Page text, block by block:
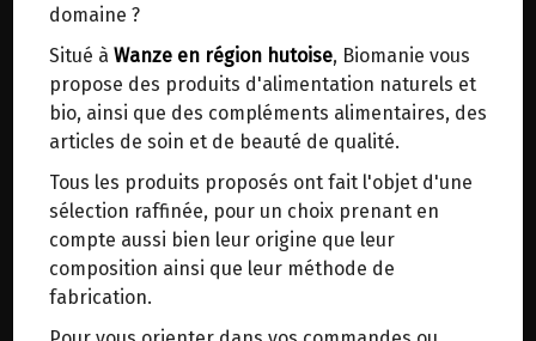
domaine ?
Situé à Wanze en région hutoise, Biomanie vous
propose des produits d'alimentation naturels et
bio, ainsi que des compléments alimentaires, des
articles de soin et de beauté de qualité.
Tous les produits proposés ont fait l'objet d'une
sélection raffinée, pour un choix prenant en
compte aussi bien leur origine que leur
composition ainsi que leur méthode de
fabrication.
Dans un point d'enlèvement BPost
En choisissant un Point d’enlèvement ou un
distributeur bbox, vous permettez d’éviter des
trajets inutiles. En posant ce choix, vous
contribuez à la réduction des émissions de CO₂
de 30 % en moyenne. Et grâce au plus grand
réseau de distribution de Belgique, il y a
toujours une solution près de chez vous.
Venez chercher votre colis dans un point
LOTION NETTOYANTE A LA FLEUR
DE LYS POSCH 100ML
Soin du visage revigorant. Nettoyage doux.
Hildegarde écrit: «Si vous avez la peau dure sur
votre visage ou si vous avez une mauvaise